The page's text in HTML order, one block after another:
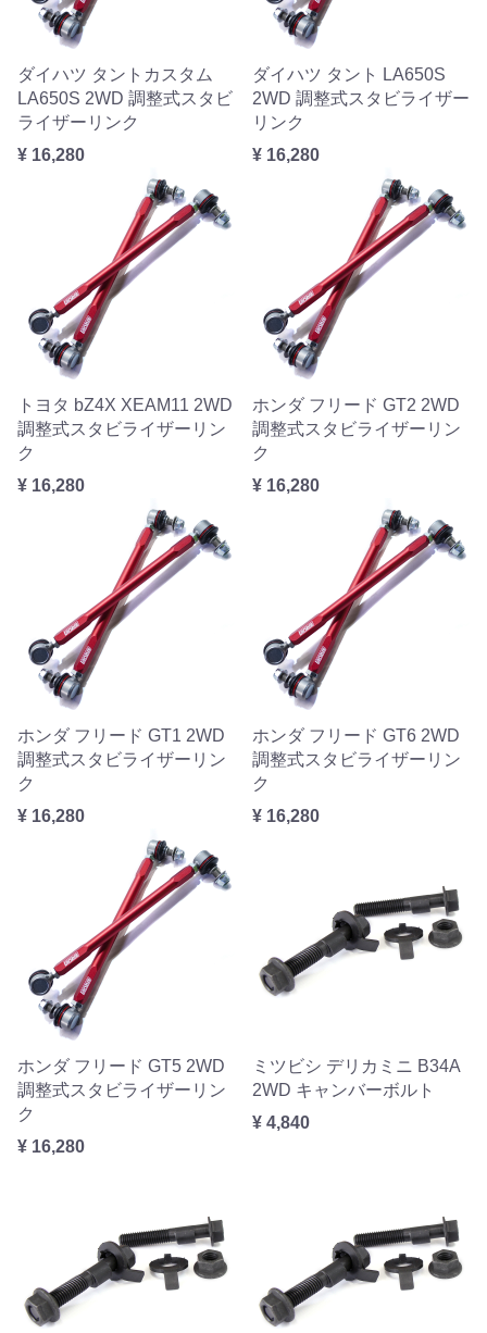
ダイハツ タントカスタム
LA650S 2WD 調整式スタビ
ライザーリンク
¥ 16,280
ダイハツ タント LA650S
2WD 調整式スタビライザー
リンク
¥ 16,280
トヨタ bZ4X XEAM11 2WD
調整式スタビライザーリン
ク
¥ 16,280
ホンダ フリード GT2 2WD
調整式スタビライザーリン
ク
¥ 16,280
ホンダ フリード GT1 2WD
調整式スタビライザーリン
ク
¥ 16,280
ホンダ フリード GT6 2WD
調整式スタビライザーリン
ク
¥ 16,280
ホンダ フリード GT5 2WD
調整式スタビライザーリン
ク
¥ 16,280
ミツビシ デリカミニ B34A
2WD キャンバーボルト
¥ 4,840